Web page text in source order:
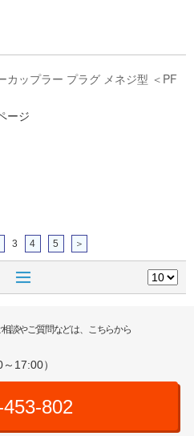
カップラー プラグ メネジ型 ＜PF
ージ
3 4 5 ＞
談やご質問などは、こちらから
17:00）
802